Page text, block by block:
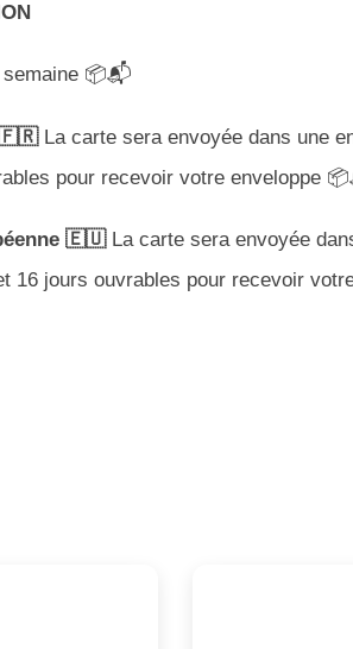
semaine 📦📬
🇫🇷 La carte sera envoyée dans une
pour recevoir votre enveloppe
🇪🇺La carte sera envoyée
16 jours ouvrables pour recevoir